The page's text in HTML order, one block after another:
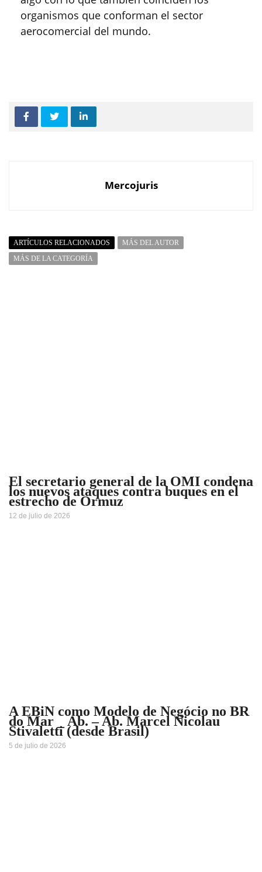
organismos que conforman el sector
aerocomercial del mundo.
Mercojuris
ARTÍCULOS RELACIONADOS
MÁS DEL AUTOR
MÁS DE LA CATEGORÍA
El secretario general de la OMI condena
los nuevos ataques contra buques en el
estrecho de Ormuz
12 de julio de 2026
A EBiN como Modelo de Negócio no BR
do Mar _ Ab. – Ab. Marcel Nicolau
Stivaletti (desde Brasil)
5 de julio de 2026